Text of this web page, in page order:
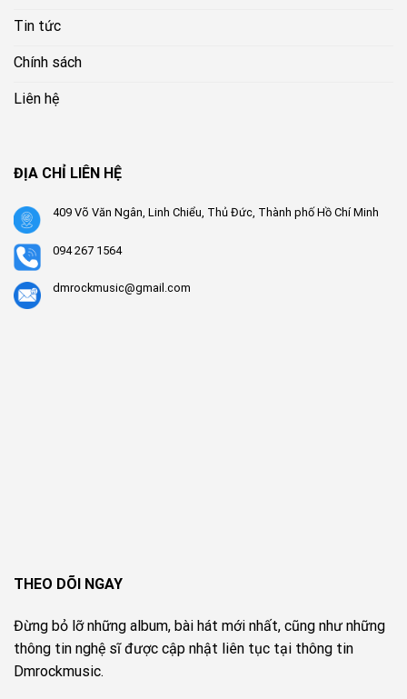
Tin tức
Chính sách
Liên hệ
ĐỊA CHỈ LIÊN HỆ
409 Võ Văn Ngân, Linh Chiểu, Thủ Đức, Thành phố Hồ Chí Minh
094 267 1564
dmrockmusic@gmail.com
THEO DÕI NGAY
Đừng bỏ lỡ những album, bài hát mới nhất, cũng như những
thông tin nghệ sĩ được cập nhật liên tục tại thông tin
Dmrockmusic.